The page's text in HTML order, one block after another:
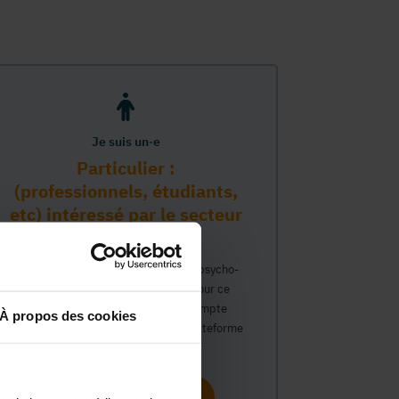
À propos des cookies
Je suis un·e
Particulier :
(professionnels, étudiants,
etc) intéressé par le secteur
PMS
Vous travaillez déjà dans le secteur psycho-
médico-social ou avez un intérêt pour ce
secteur et souhaitez obtenir un compte
personnel pour interagir sur notre plateforme